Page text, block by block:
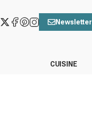
Newsletter
CUISINE